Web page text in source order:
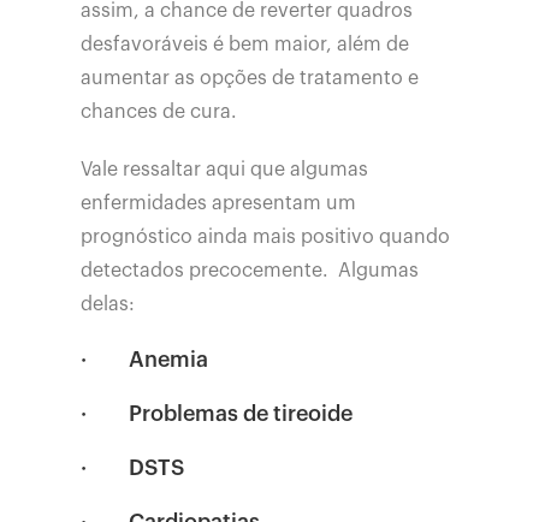
assim, a chance de reverter quadros
desfavoráveis é bem maior, além de
aumentar as opções de tratamento e
chances de cura.
Vale ressaltar aqui que algumas
enfermidades apresentam um
prognóstico ainda mais positivo quando
detectados precocemente. Algumas
delas:
· Anemia
· Problemas de tireoide
· DSTS